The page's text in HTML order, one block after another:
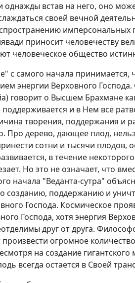
однажды встав на него, оно
своей вечной
имперсональных
приносит человечеству
человеческое общество
с самого начала
энергии Верховного
говорит о Высшем Брахмане
поддерживается и в Нем все
творения, поддержания и
Про дерево, дающее плод,
сотни и тысячи плодов,
в течение
Но это не означает, что
начала "Веданта-сутра"
созданию, поддержанию и
Господа. Космическое
Господа, хотя энергия
друг от друга.
огромное
на создание
всегда остается в Своей